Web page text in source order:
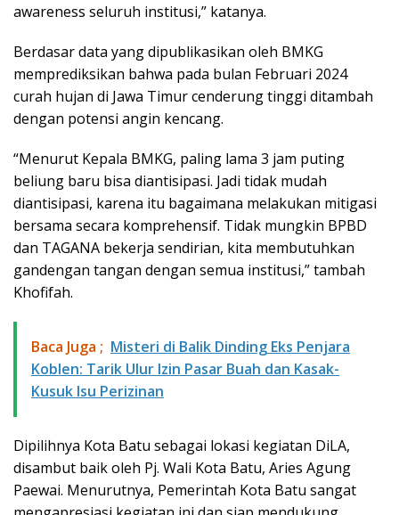
awareness seluruh institusi,” katanya.
Berdasar data yang dipublikasikan oleh BMKG
memprediksikan bahwa pada bulan Februari 2024
curah hujan di Jawa Timur cenderung tinggi ditambah
dengan potensi angin kencang.
“Menurut Kepala BMKG, paling lama 3 jam puting
beliung baru bisa diantisipasi. Jadi tidak mudah
diantisipasi, karena itu bagaimana melakukan mitigasi
bersama secara komprehensif. Tidak mungkin BPBD
dan TAGANA bekerja sendirian, kita membutuhkan
gandengan tangan dengan semua institusi,” tambah
Khofifah.
Baca Juga ; Misteri di Balik Dinding Eks Penjara
Koblen: Tarik Ulur Izin Pasar Buah dan Kasak-
Kusuk Isu Perizinan
Dipilihnya Kota Batu sebagai lokasi kegiatan DiLA,
disambut baik oleh Pj. Wali Kota Batu, Aries Agung
Paewai. Menurutnya, Pemerintah Kota Batu sangat